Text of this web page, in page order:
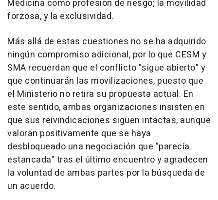
Medicina como profesión de riesgo; la movilidad
forzosa, y la exclusividad.
Más allá de estas cuestiones no se ha adquirido
ningún compromiso adicional, por lo que CESM y
SMA recuerdan que el conflicto "sigue abierto" y
que continuarán las movilizaciones, puesto que
el Ministerio no retira su propuesta actual. En
este sentido, ambas organizaciones insisten en
que sus reivindicaciones siguen intactas, aunque
valoran positivamente que se haya
desbloqueado una negociación que "parecía
estancada" tras el último encuentro y agradecen
la voluntad de ambas partes por la búsqueda de
un acuerdo.